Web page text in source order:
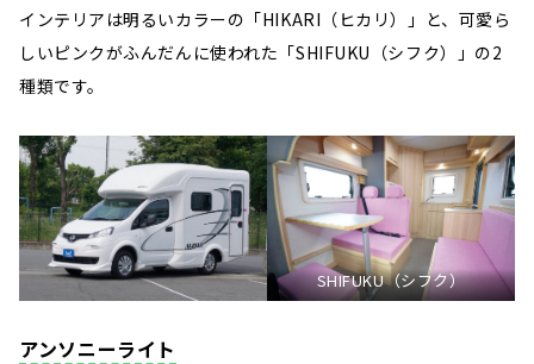
インテリアは明るいカラーの「HIKARI（ヒカリ）」と、可愛ら
しいピンクがふんだんに使われた「SHIFUKU（シフク）」の2
種類です。
SHIFUKU（シフク）
アンソニーライト